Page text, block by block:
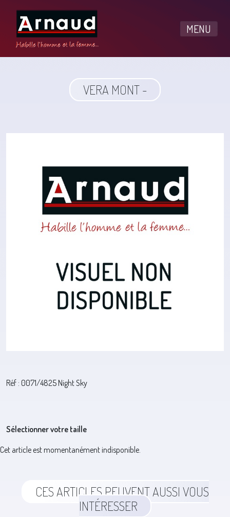
MENU
VERA MONT -
Réf : 0071/4825 Night Sky
Sélectionner votre taille
Cet article est momentanément indisponible.
CES ARTICLES PEUVENT AUSSI VOUS
INTÉRESSER